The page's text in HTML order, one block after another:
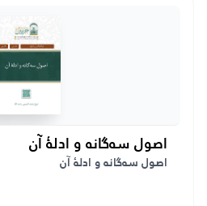
اصول سه‌گانه و ادلهٔ آن
اصول سه‌گانه و ادلهٔ آن